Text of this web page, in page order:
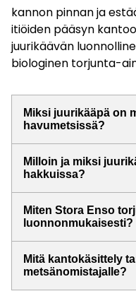
kannon pinnan ja
itiöiden pääsyn
juurikäävän
biologinen torjunta-
Miksi juurikääpä on
havumetsissä?
Milloin ja miksi
hakkuissa?
Miten Stora Enso
luonnonmukaisesti?
Mitä kantokäsittely
metsänomistajalle?